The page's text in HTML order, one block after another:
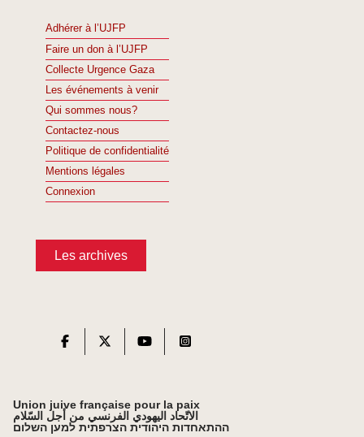
Adhérer à l’UJFP
Faire un don à l’UJFP
Collecte Urgence Gaza
Les événements à venir
Qui sommes nous?
Contactez-nous
Politique de confidentialité
Mentions légales
Connexion
Les archives
Union juive française pour la paix
الاتّحاد اليهودي الفرنسي من أجل السّلام
ההתאחדות היהודית הצרפתית למען השלום